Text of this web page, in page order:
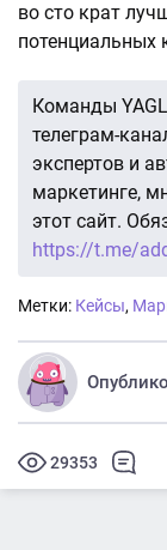
во сто крат
потенциальных
Команды
телеграм-
экспертов и
маркетинге,
этот сайт.
https://t.me/
Метки: Кейсы,
29353